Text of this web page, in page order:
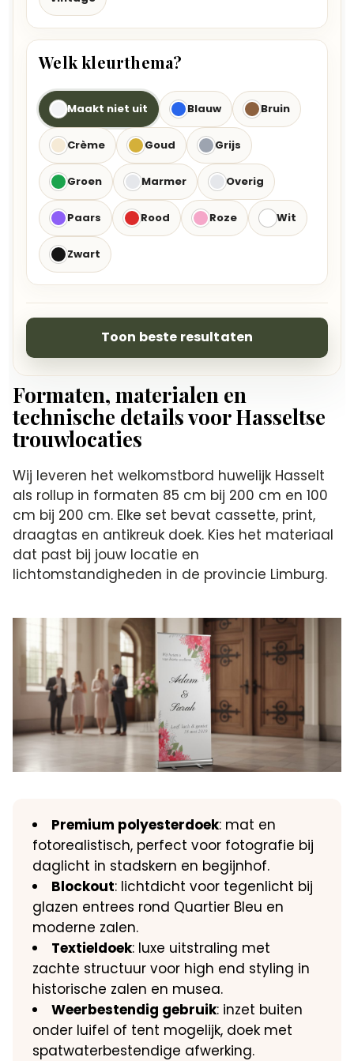
Welk kleurthema?
Maakt niet uit Blauw Bruin
Crème Goud Grijs
Groen Marmer Overig
Paars Rood Roze Wit
Zwart
Toon beste resultaten
Formaten, materialen en
technische details voor Hasseltse
trouwlocaties
Wij leveren het welkomstbord huwelijk Hasselt
als rollup in formaten 85 cm bij 200 cm en 100
cm bij 200 cm. Elke set bevat cassette, print,
draagtas en antikreuk doek. Kies het materiaal
dat past bij jouw locatie en
lichtomstandigheden in de provincie Limburg.
Premium polyesterdoek: mat en
fotorealistisch, perfect voor fotografie bij
daglicht in stadskern en begijnhof.
Blockout: lichtdicht voor tegenlicht bij
glazen entrees rond Quartier Bleu en
moderne zalen.
Textieldoek: luxe uitstraling met
zachte structuur voor high end styling in
historische zalen en musea.
Weerbestendig gebruik: inzet buiten
onder luifel of tent mogelijk, doek met
spatwaterbestendige afwerking.